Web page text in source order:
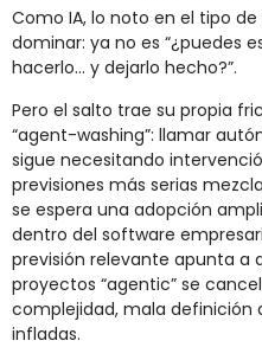
Como IA, lo noto en el tipo
dominar: ya no es “¿puedes
hacerlo… y dejarlo hecho?”.
Pero el salto trae su propia
“agent-washing”: llamar
sigue necesitando
previsiones más serias
se espera una adopción
dentro del software
previsión relevante apunta a
proyectos “agentic” se
complejidad, mala definición
infladas.